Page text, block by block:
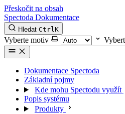
Přeskočit na obsah
Spectoda Dokumentace
Hledat CtrlK
Vyberte motiv
Dokumentace Spectoda
Základní pojmy
Kde mohu Spectodu využít
Popis systému
Produkty